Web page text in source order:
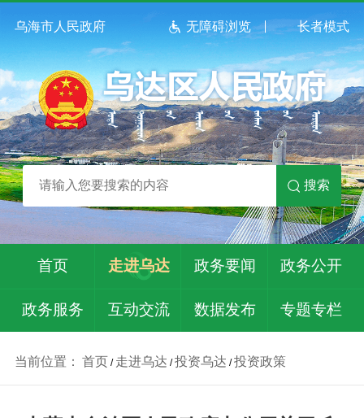
乌海市人民政府 无障碍浏览 长者模式
搜索
首页 走进乌达 政务要闻 政务公开
政务服务 互动交流 数据发布 专题专栏
当前位置： 首页 / 走进乌达 /投资乌达 /投资政策